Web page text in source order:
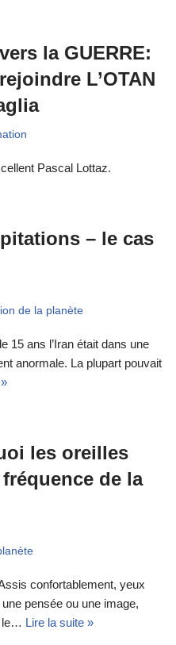
la GUERRE:
L’OTAN
Pascal Lottaz.
– le cas
de la planète
15 ans l’Iran était dans une
anormale. La plupart pouvait
les oreilles
de la
confortablement, yeux
pensée ou une image,
le… Lire la suite »